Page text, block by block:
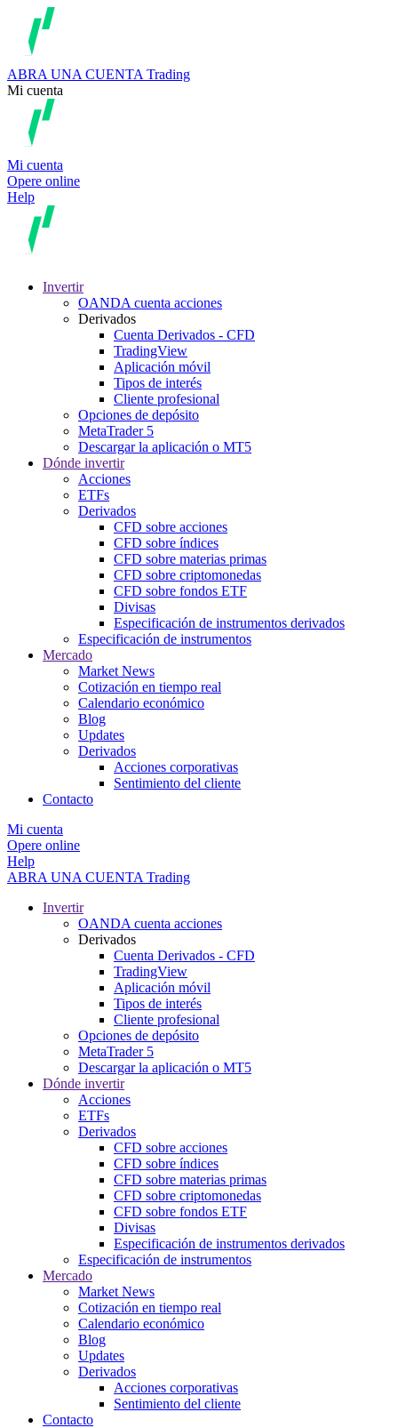
ABRA UNA CUENTA Trading
Mi cuenta
Mi cuenta
Opere online
Help
Invertir
OANDA cuenta acciones
Derivados
Cuenta Derivados - CFD
TradingView
Aplicación móvil
Tipos de interés
Cliente profesional
Opciones de depósito
MetaTrader 5
Descargar la aplicación o MT5
Dónde invertir
Acciones
ETFs
Derivados
CFD sobre acciones
CFD sobre índices
CFD sobre materias primas
CFD sobre criptomonedas
CFD sobre fondos ETF
Divisas
Especificación de instrumentos derivados
Especificación de instrumentos
Mercado
Market News
Cotización en tiempo real
Calendario económico
Blog
Updates
Derivados
Acciones corporativas
Sentimiento del cliente
Contacto
Mi cuenta
Opere online
Help
ABRA UNA CUENTA Trading
Invertir
OANDA cuenta acciones
Derivados
Cuenta Derivados - CFD
TradingView
Aplicación móvil
Tipos de interés
Cliente profesional
Opciones de depósito
MetaTrader 5
Descargar la aplicación o MT5
Dónde invertir
Acciones
ETFs
Derivados
CFD sobre acciones
CFD sobre índices
CFD sobre materias primas
CFD sobre criptomonedas
CFD sobre fondos ETF
Divisas
Especificación de instrumentos derivados
Especificación de instrumentos
Mercado
Market News
Cotización en tiempo real
Calendario económico
Blog
Updates
Derivados
Acciones corporativas
Sentimiento del cliente
Contacto